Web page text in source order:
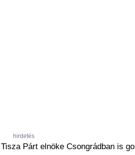
hirdetés
Párt elnöke Csongrádban is